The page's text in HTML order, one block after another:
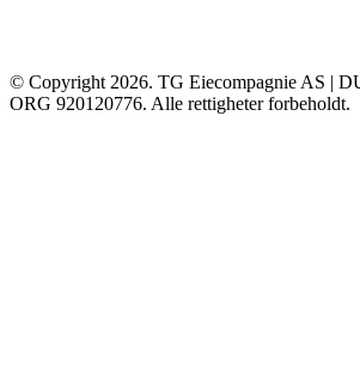
© Copyright 2026. TG Eiecompagnie AS |
ORG 920120776. Alle rettigheter forbeholdt.